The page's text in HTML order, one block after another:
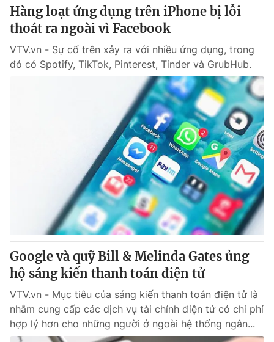
Hàng loạt ứng dụng trên iPhone bị lỗi
thoát ra ngoài vì Facebook
VTV.vn - Sự cố trên xảy ra với nhiều ứng dụng, trong
đó có Spotify, TikTok, Pinterest, Tinder và GrubHub.
Google và quỹ Bill & Melinda Gates ủng
hộ sáng kiến thanh toán điện tử
VTV.vn - Mục tiêu của sáng kiến thanh toán điện tử là
nhằm cung cấp các dịch vụ tài chính điện tử có chi phí
hợp lý hơn cho những người ở ngoài hệ thống ngân...